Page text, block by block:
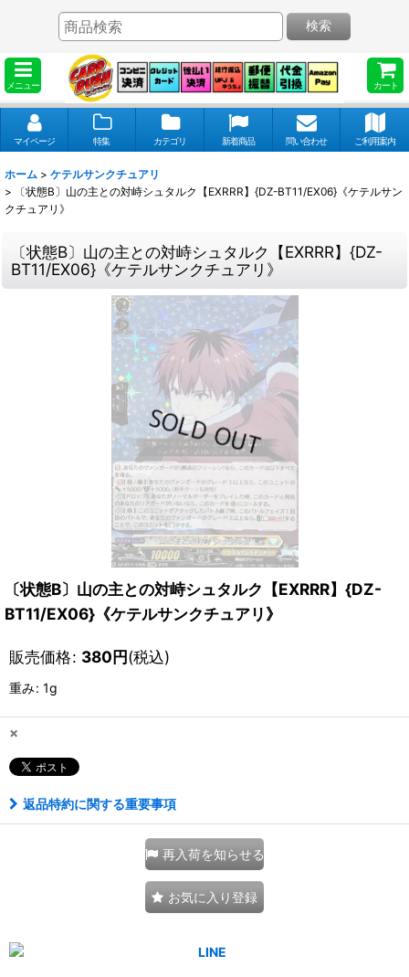
メニュー カート
検索
マイページ 特集 カテゴリ 新着商品 問い合わせ ご利用案内
ホーム > ケテルサンクチュアリ
>
〔状態B〕山の主との対峙シュタルク【EXRRR】{DZ-BT11/EX06}《ケテルサン
クチュアリ》
〔状態B〕山の主との対峙シュタルク【EXRRR】{DZ-
BT11/EX06}《ケテルサンクチュアリ》
〔状態B〕山の主との対峙シュタルク【EXRRR】{DZ-
BT11/EX06}《ケテルサンクチュアリ》
販売価格: 380円(税込)
重み: 1g
×
返品特約に関する重要事項
再入荷を知らせる
お気に入り登録